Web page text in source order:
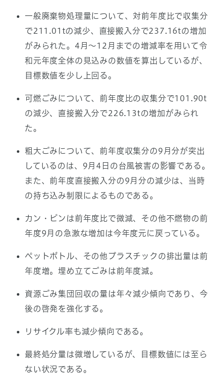
一般廃棄物処理量について、対前年度比で収集分
で211.01tの減少、直接搬入分で237.16tの増加
がみられた。4月～12月までの増減率を用いて令
和元年度全体の見込みの数値を算出しているが、
目標数値を少し上回る。
可燃ごみについて、前年度比の収集分で101.90t
の減少、直接搬入分で226.13tの増加がみられ
た。
粗大ごみについて、前年度収集分の9月分が突出
しているのは、9月4日の台風被害の影響である。
また、前年度直接搬入分の9月分の減少は、当時
の持ち込み制限によるものである。
カン・ビンは前年度比で微減、その他不燃物の前
年度9月の急激な増加は今年度元に戻っている。
ペットボトル、その他プラスチックの排出量は前
年度増。埋め立てごみは前年度減。
資源ごみ集団回収の量は年々減少傾向であり、今
後の啓発を強化する。
リサイクル率も減少傾向である。
最終処分量は微増しているが、目標数値には至ら
ない状況である。